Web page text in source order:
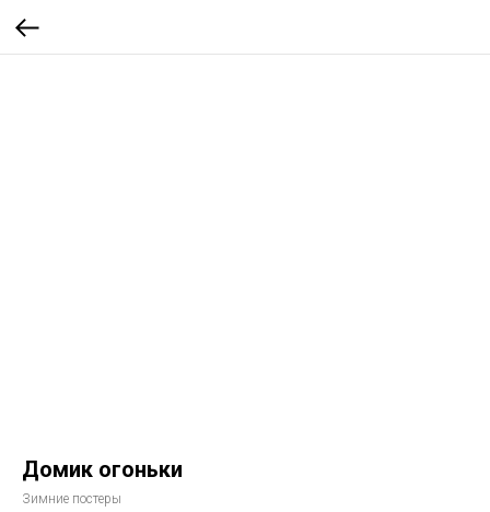
Домик огоньки
Зимние постеры